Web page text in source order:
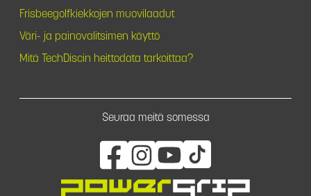
Frisbeegolfkiekkojen muovilaadut
Väri- ja painovalitsimen käyttö
Mitä TechDiscin heittodata tarkoittaa?
Seuraa meitä somessa